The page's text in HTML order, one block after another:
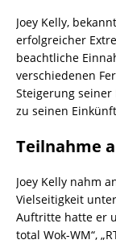
Joey Kelly,
erfolgreicher
beachtliche
verschiedenen
Steigerung
zu seinen
Teilnahme
Joey Kelly nahm
Vielseitigkeit
Auftritte hatte er
total Wok-WM“,